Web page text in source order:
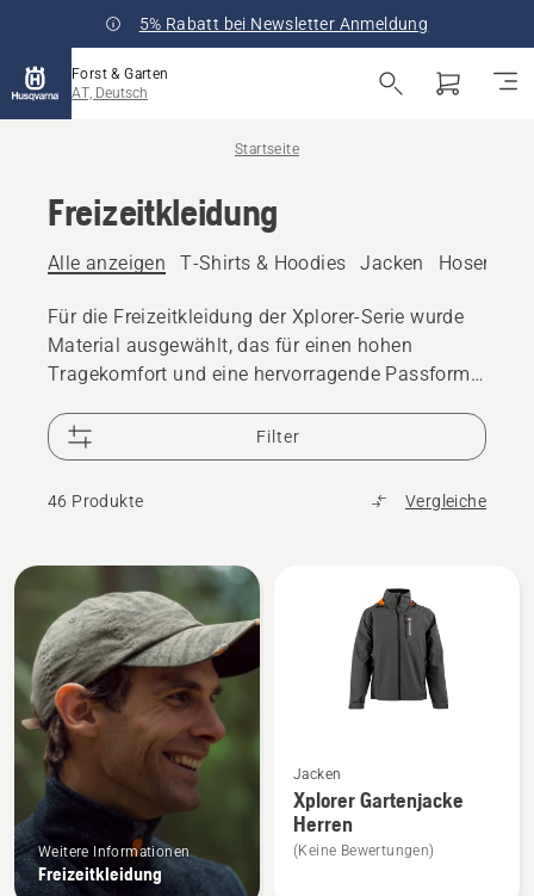
5% Rabatt bei Newsletter Anmeldung
Forst & Garten
AT, Deutsch
Startseite
Freizeitkleidung
Alle anzeigen T-Shirts & Hoodies Jacken Hosen
Für die Freizeitkleidung der Xplorer-Serie wurde
Material ausgewählt, das für einen hohen
Tragekomfort und eine hervorragende Passform
Filter
46 Produkte Vergleiche
Alle
Produkte
Weitere Informationen
Freizeitkleidung
Details
zu
Xplorer
Gartenjacke
Jacken
Xplorer Gartenjacke
Herren
(Keine Bewertungen)